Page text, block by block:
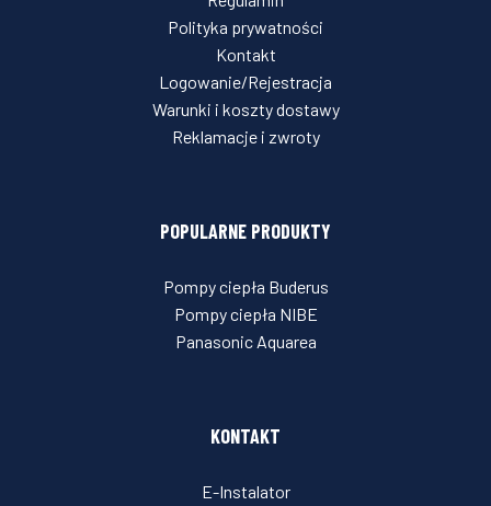
Polityka prywatności
Kontakt
Logowanie/Rejestracja
Warunki i koszty dostawy
Reklamacje i zwroty
POPULARNE PRODUKTY
Pompy ciepła Buderus
Pompy ciepła NIBE
Panasonic Aquarea
KONTAKT
E-Instalator